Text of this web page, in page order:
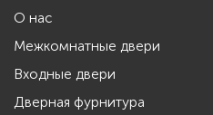
О нас
Межкомнатные двери
Входные двери
Дверная фурнитура